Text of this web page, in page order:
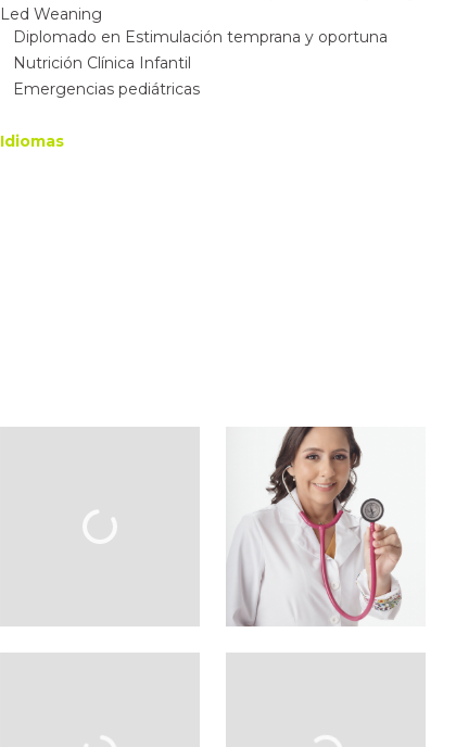
Led Weaning
Diplomado en Estimulación temprana y oportuna
Nutrición Clínica Infantil
Emergencias pediátricas
Idiomas